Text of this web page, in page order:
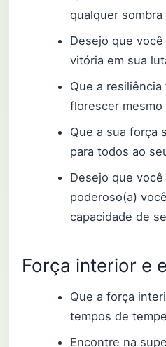
qualquer
Desejo que
vitória em sua
Que a
florescer
Que a sua força
para todos ao
Desejo que
poderoso(a)
capacidade de
Força interior e
Que a força
tempos de
Encontre na